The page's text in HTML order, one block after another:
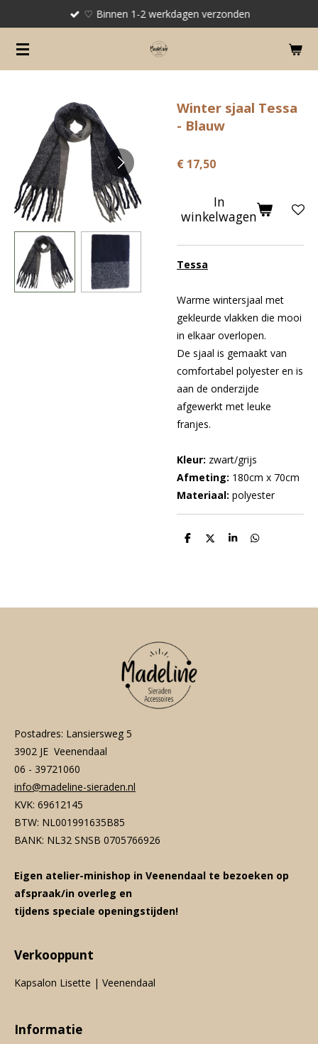
naar
de
♡ Binnen 1-2 werkdagen verzonden
Winter sjaal Tessa
- Blauw
€ 17,50
In
winkelwagen
Tessa
Warme wintersjaal met
gekleurde vlakken die mooi
in elkaar overlopen.
De sjaal is gemaakt van
comfortabel polyester en is
aan de onderzijde
afgewerkt met leuke
franjes.
Kleur: zwart/grijs
Afmeting: 180cm x 70cm
Materiaal: polyester
D
D
S
D
Postadres: Lansiersweg 5
3902 JE Veenendaal
06 - 39721060
info@madeline-sieraden.nl
KVK: 69612145
BTW: NL001991635B85
BANK: NL32 SNSB 0705766926
Eigen atelier-minishop in Veenendaal te bezoeken op
afspraak/in overleg en
tijdens speciale openingstijden!
Verkooppunt
Kapsalon Lisette | Veenendaal
Informatie